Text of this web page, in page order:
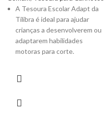
A Tesoura Escolar Adapt da
Tilibra é ideal para ajudar
crianças a desenvolverem ou
adaptarem habilidades
motoras para corte.